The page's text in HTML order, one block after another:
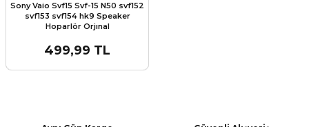
Sony Vaio Svf15 Svf-15 N50 svf152
svf153 svf154 hk9 Speaker
Hoparlör Orjınal
499,99 TL